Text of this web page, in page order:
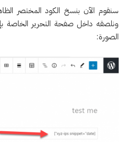
سنقوم الآن بنسخ الكود المختصر
ونلصقه داخل صفحة التحرير الخاصة
الصورة: